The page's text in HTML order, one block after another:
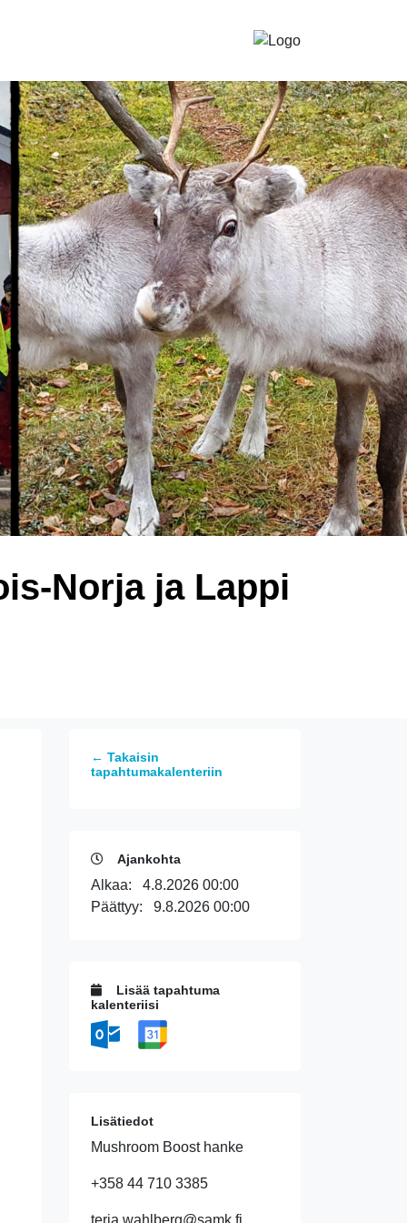
Norja ja Lappi
← Takaisin
tapahtumakalenteriin
Ajankohta
Alkaa: 4.8.2026 00:00
Päättyy: 9.8.2026 00:00
Lisää tapahtuma
kalenteriisi
Lisätiedot
Mushroom Boost hanke
+358 44 710 3385